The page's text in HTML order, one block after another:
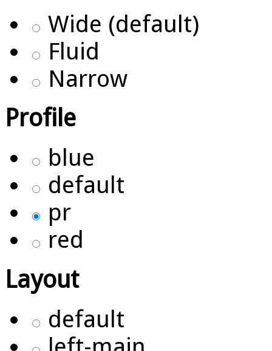
Wide (default)
Fluid
Narrow
Profile
blue
default
pr
red
Layout
default